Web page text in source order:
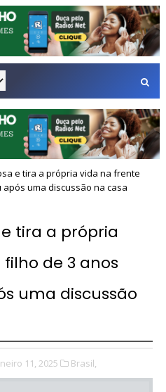
e tira a própria vida na frente
uma discussão na casa
tira a própria
de 3 anos
uma discussão
11, 2025 Brasil,